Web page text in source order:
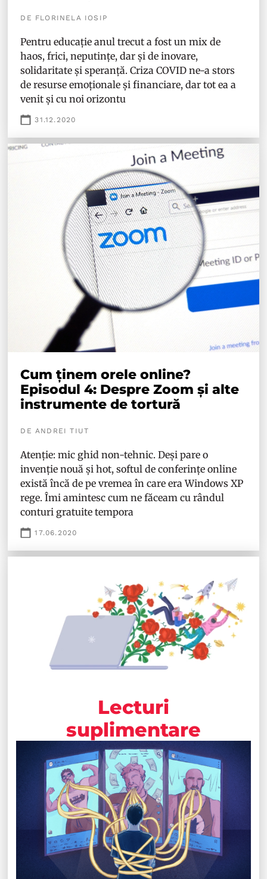
DE FLORINELA IOSIP
Pentru educație anul trecut a fost un mix de
haos, frici, neputințe, dar și de inovare,
solidaritate și speranță. Criza COVID ne-a stors
de resurse emoționale și financiare, dar tot ea a
venit și cu noi orizontu
31.12.2020
Cum ținem orele online?
Episodul 4: Despre Zoom și alte
instrumente de tortură
DE ANDREI TIUT
Atenție: mic ghid non-tehnic. Deși pare o
invenție nouă și hot, softul de conferințe online
există încă de pe vremea în care era Windows XP
rege. Îmi amintesc cum ne făceam cu rândul
conturi gratuite tempora
17.06.2020
Lecturi
suplimentare